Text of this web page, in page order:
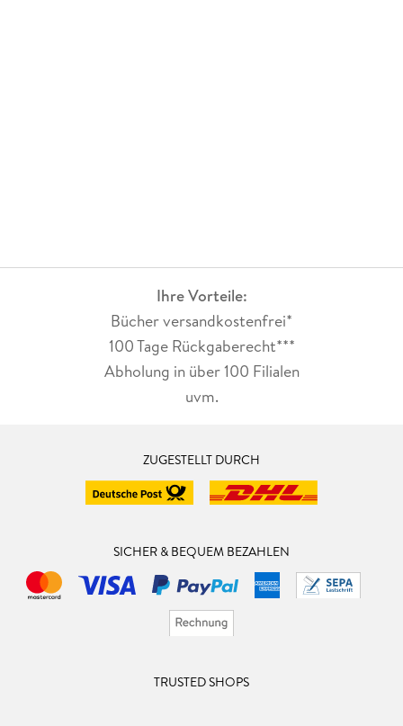
Ihre Vorteile:
Bücher versandkostenfrei*
100 Tage Rückgaberecht***
Abholung in über 100 Filialen
uvm.
ZUGESTELLT DURCH
SICHER & BEQUEM BEZAHLEN
TRUSTED SHOPS